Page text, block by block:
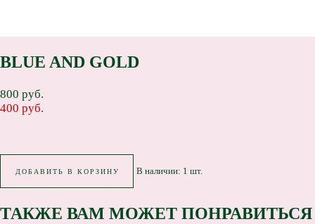
BLUE AND GOLD
800 pуб.
400 pуб.
ДОБАВИТЬ В КОРЗИНУ В наличии: 1 шт.
ТАКЖЕ ВАМ МОЖЕТ ПОНРАВИТЬСЯ